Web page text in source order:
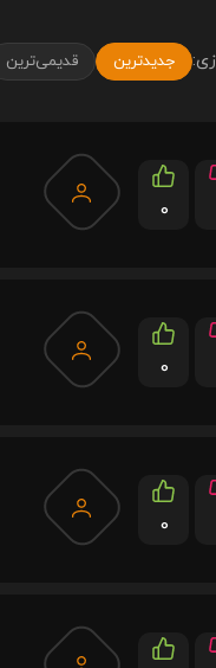
جدیدترین قدیمی‌ترین
0
0
0